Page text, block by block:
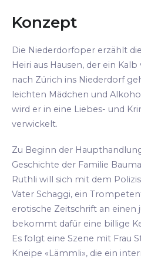
Konzept
Die Niederdorfoper erzählt
Heiri aus Hausen, der ein
nach Zürich ins Niederdorf
leichten Mädchen und
wird er in eine Liebes- und
verwickelt.
Zu Beginn der
Geschichte der Familie
Ruthli will sich mit dem
Vater Schaggi, ein
erotische Zeitschrift an einen
bekommt dafür eine billige
Es folgt eine Szene mit Frau
Kneipe «Lämmli», die ein